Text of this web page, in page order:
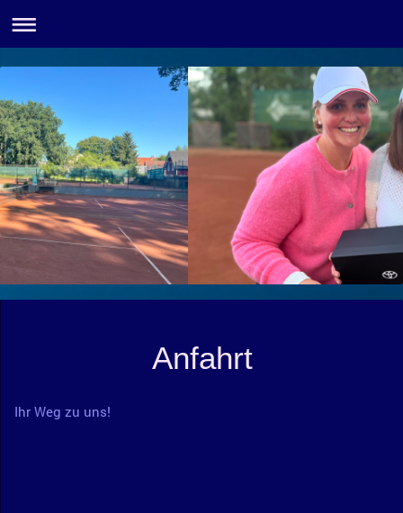
Anfahrt
Ihr Weg zu uns!